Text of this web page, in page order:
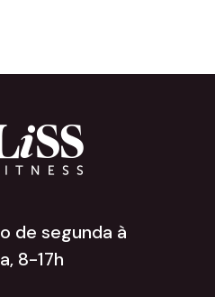
de segunda à
8-17h